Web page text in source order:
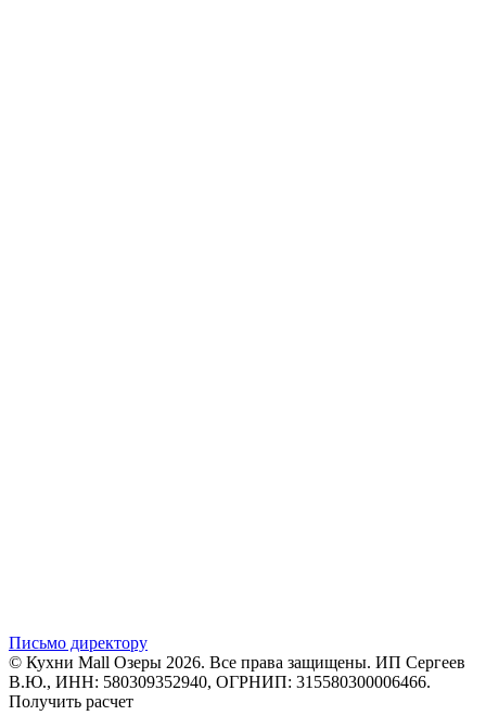
Письмо директору
© Кухни Mall Озеры 2026. Все права защищены. ИП Сергеев
В.Ю., ИНН: 580309352940, ОГРНИП: 315580300006466.
Получить расчет